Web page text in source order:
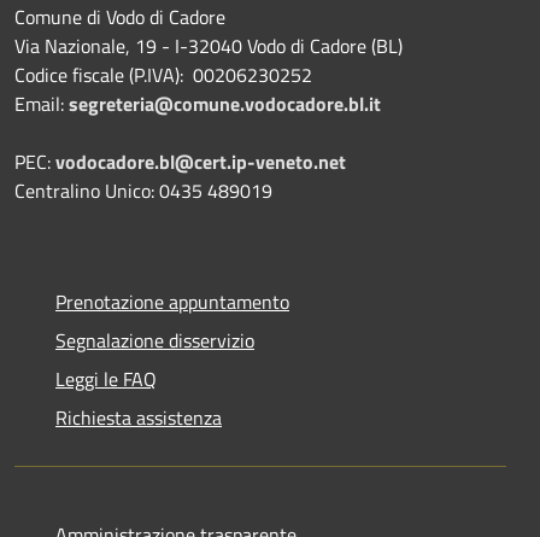
Comune di Vodo di Cadore
Via Nazionale, 19 - I-32040 Vodo di Cadore (BL)
Codice fiscale (P.IVA): 00206230252
Email:segreteria@comune.vodocadore.bl.it
PEC:vodocadore.bl@cert.ip-veneto.net
Centralino Unico: 0435 489019
Prenotazione appuntamento
Segnalazione disservizio
Leggi le FAQ
Richiesta assistenza